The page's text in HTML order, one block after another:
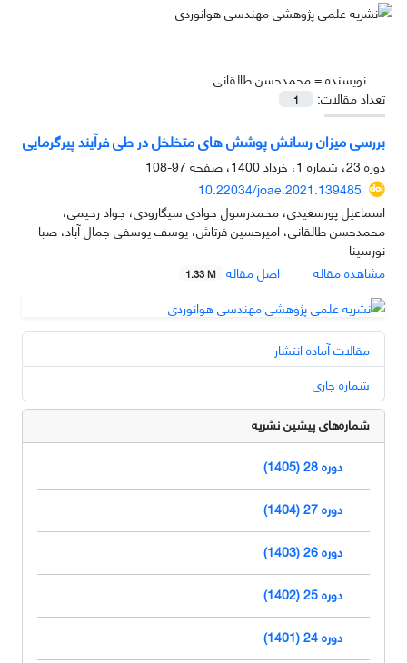
نویسنده =محمدحسن طالقانی
تعداد مقالات:
1
بررسی میزان رسانش پوشش های متخلخل در طی فرآیند پیرگرمایی
دوره 23، شماره 1، خرداد 1400، صفحه
97-108
10.22034/joae.2021.139485
اسماعیل پورسعیدی، محمدرسول جوادی سیگارودی، جواد رحیمی،
محمدحسن طالقانی، امیرحسین فرتاش، یوسف یوسفی جمال آباد، صبا
نورسینا
مشاهده مقاله
اصل مقاله 1.33 M
مقالات آماده انتشار
شماره جاری
شماره‌های پیشین نشریه
دوره 28 (1405)
دوره 27 (1404)
دوره 26 (1403)
دوره 25 (1402)
دوره 24 (1401)